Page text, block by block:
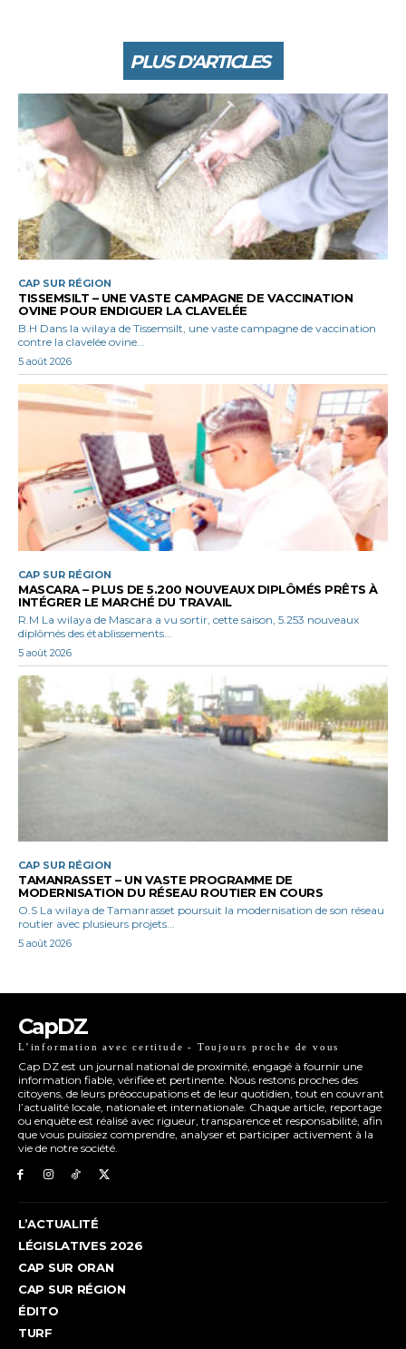
PLUS D'ARTICLES
CAP SUR RÉGION
TISSEMSILT – UNE VASTE CAMPAGNE DE VACCINATION
OVINE POUR ENDIGUER LA CLAVELÉE
B.H Dans la wilaya de Tissemsilt, une vaste campagne de vaccination
contre la clavelée ovine...
5 août 2026
CAP SUR RÉGION
MASCARA – PLUS DE 5.200 NOUVEAUX DIPLÔMÉS PRÊTS À
INTÉGRER LE MARCHÉ DU TRAVAIL
R.M La wilaya de Mascara a vu sortir, cette saison, 5.253 nouveaux
diplômés des établissements...
5 août 2026
CAP SUR RÉGION
TAMANRASSET – UN VASTE PROGRAMME DE
MODERNISATION DU RÉSEAU ROUTIER EN COURS
O.S La wilaya de Tamanrasset poursuit la modernisation de son réseau
routier avec plusieurs projets...
5 août 2026
CapDZ
L’information avec certitude - Toujours proche de vous
Cap DZ est un journal national de proximité, engagé à fournir une
information fiable, vérifiée et pertinente. Nous restons proches des
citoyens, de leurs préoccupations et de leur quotidien, tout en couvrant
l’actualité locale, nationale et internationale. Chaque article, reportage
ou enquête est réalisé avec rigueur, transparence et responsabilité, afin
que vous puissiez comprendre, analyser et participer activement à la
vie de notre société.
L’ACTUALITÉ
LÉGISLATIVES 2026
CAP SUR ORAN
CAP SUR RÉGION
ÉDITO
TURF